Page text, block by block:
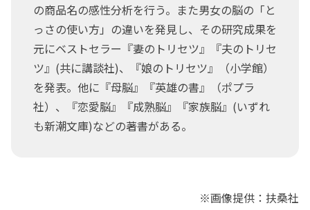
の商品名の感性分析を行う。また男女の脳の「と
っさの使い方」の違いを発見し、その研究成果を
元にベストセラー『妻のトリセツ』『夫のトリセ
ツ』(共に講談社)、『娘のトリセツ』（小学館）
を発表。他に『母脳』『英雄の書』（ポプラ
社）、『恋愛脳』『成熟脳』『家族脳』(いずれ
も新潮文庫)などの著書がある。
※画像提供：扶桑社